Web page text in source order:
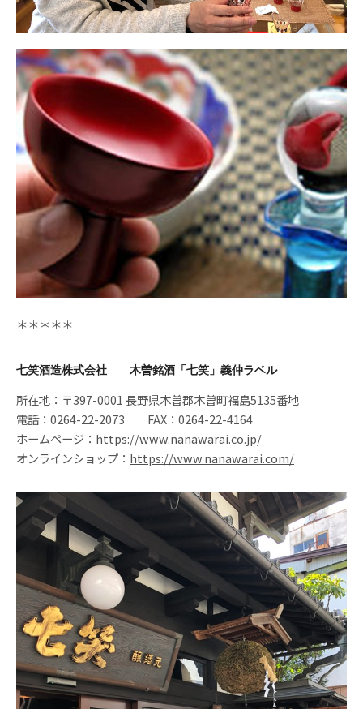
＊＊＊＊＊
七笑酒造株式会社 木曽銘酒「七笑」義仲ラベル
所在地：〒397-0001 長野県木曽郡木曽町福島5135番地
電話：0264-22-2073 FAX：0264-22-4164
ホームページ： https://www.nanawarai.co.jp/
オンラインショップ： https://www.nanawarai.com/